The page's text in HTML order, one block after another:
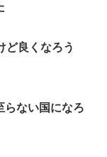
ど良くなろう
らない国になろ